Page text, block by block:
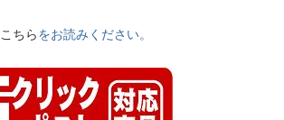
こちらをお読みください。